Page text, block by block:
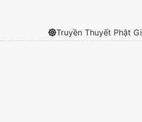
Truyền Thuyết Phật